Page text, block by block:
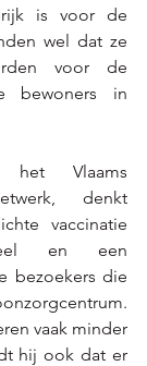
is voor de
wel dat ze
voor de
bewoners in
Vlaams
denkt
vaccinatie
en een
bezoekers die
vaak minder
hij ook dat er